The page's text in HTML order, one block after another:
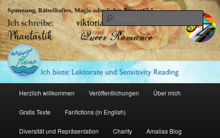
Zum
primären
Inhalt
springen
Zum
sekundären
Inhalt
springenAmalia Zeichnerin
Herzlich willkommen Veröffentlichungen Über mich
Gratis Texte Fanfictions (in English)
Diversität und Repräsentation Charity Amalias Blog